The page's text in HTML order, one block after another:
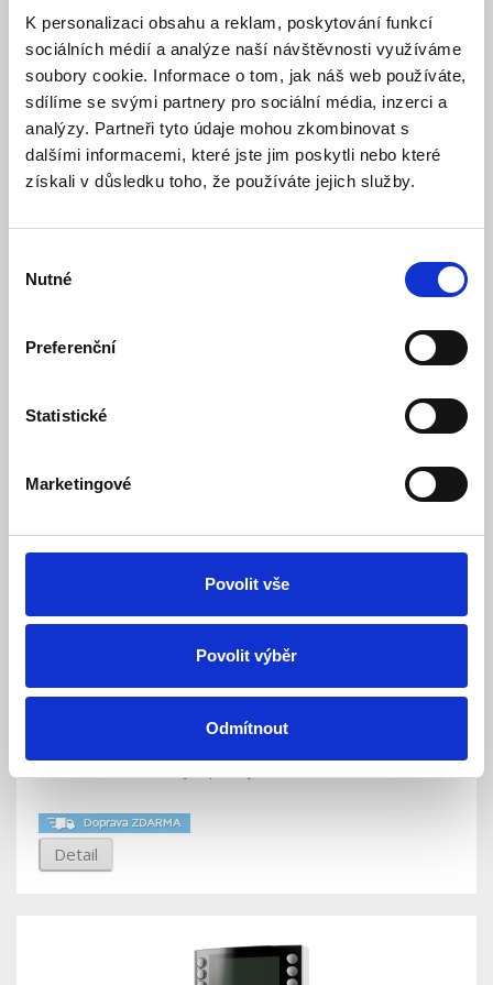
K personalizaci obsahu a reklam, poskytování funkcí
sociálních médií a analýze naší návštěvnosti využíváme
soubory cookie. Informace o tom, jak náš web používáte,
sdílíme se svými partnery pro sociální média, inzerci a
analýzy. Partneři tyto údaje mohou zkombinovat s
dalšími informacemi, které jste jim poskytli nebo které
získali v důsledku toho, že používáte jejich služby.
souhlasu
Nutné
Preferenční
Statistické
Marketingové
Povolit vše
Povolit výběr
Odmítnout
klávesnice s displejem a RFID - šedá
Dostupnost:
JA-115E-NFC-AN Sběrnicová čtyřsegmentová
klávesnice s displejem a RFID NFC - antracitová
Detail